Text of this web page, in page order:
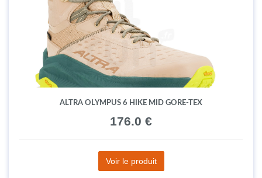
ALTRA OLYMPUS 6 HIKE MID GORE-TEX
176.0 €
Voir le produit